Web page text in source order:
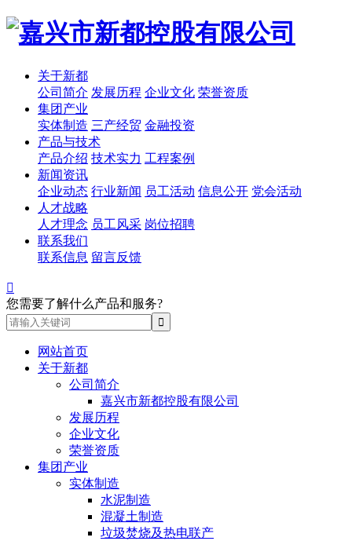
关于新都
公司简介 发展历程 企业文化 荣誉资质
集团产业
实体制造 三产经贸 金融投资
产品与技术
产品介绍 技术实力 工程案例
新闻资讯
企业动态 行业新闻 员工活动 信息公开 党会活动
人才战略
人才理念 员工风采 岗位招聘
联系我们
联系信息 留言反馈

您需要了解什么产品和服务?
网站首页
关于新都
公司简介
嘉兴市新都控股有限公司
发展历程
企业文化
荣誉资质
集团产业
实体制造
水泥制造
混凝土制造
垃圾焚烧及热电联产